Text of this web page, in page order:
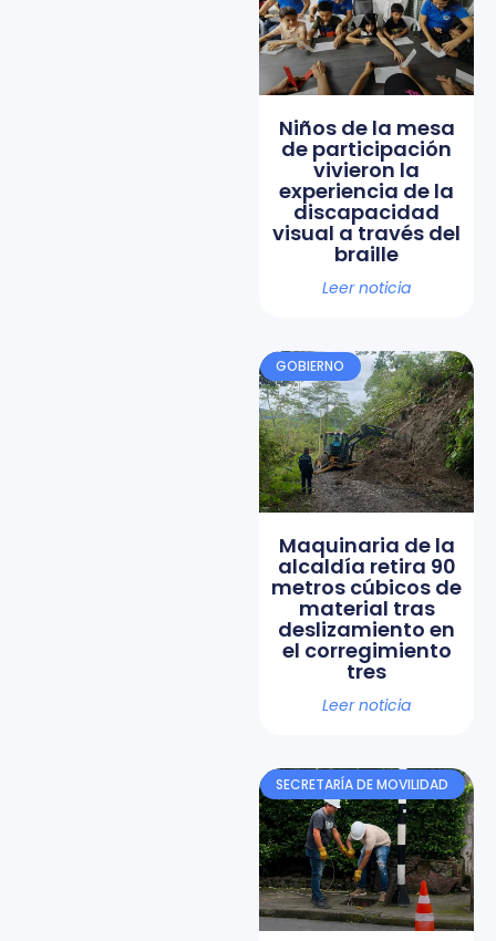
Niños de la mesa
de participación
vivieron la
experiencia de la
discapacidad
visual a través del
braille
Leer noticia
GOBIERNO
Maquinaria de la
alcaldía retira 90
metros cúbicos de
material tras
deslizamiento en
el corregimiento
tres
Leer noticia
SECRETARÍA DE MOVILIDAD